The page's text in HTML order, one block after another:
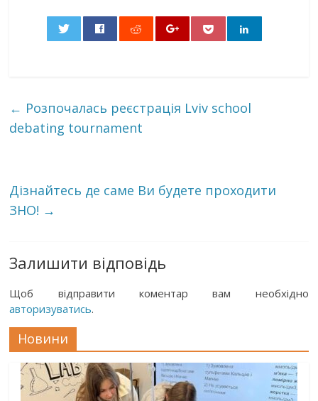
← Розпочалась реєстрація Lviv school
debating tournament
Дізнайтесь де саме Ви будете проходити
ЗНО! →
Залишити відповідь
Щоб відправити коментар вам необхідно
авторизуватись.
Новини